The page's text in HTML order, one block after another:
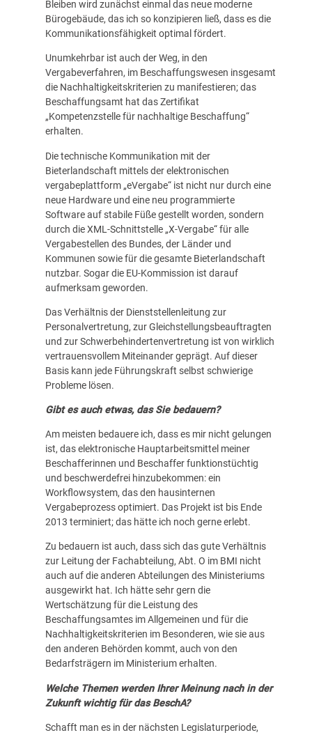
Bleiben wird zunächst einmal das neue moderne
Bürogebäude, das ich so konzipieren ließ, dass es die
Kommunikationsfähigkeit optimal fördert.
Unumkehrbar ist auch der Weg, in den
Vergabeverfahren, im Beschaffungswesen insgesamt
die Nachhaltigkeitskriterien zu manifestieren; das
Beschaffungsamt hat das Zertifikat
„Kompetenzstelle für nachhaltige Beschaffung“
erhalten.
Die technische Kommunikation mit der
Bieterlandschaft mittels der elektronischen
vergabeplattform „eVergabe“ ist nicht nur durch eine
neue Hardware und eine neu programmierte
Software auf stabile Füße gestellt worden, sondern
durch die XML-Schnittstelle „X-Vergabe“ für alle
Vergabestellen des Bundes, der Länder und
Kommunen sowie für die gesamte Bieterlandschaft
nutzbar. Sogar die EU-Kommission ist darauf
aufmerksam geworden.
Das Verhältnis der Dienststellenleitung zur
Personalvertretung, zur Gleichstellungsbeauftragten
und zur Schwerbehindertenvertretung ist von wirklich
vertrauensvollem Miteinander geprägt. Auf dieser
Basis kann jede Führungskraft selbst schwierige
Probleme lösen.
Gibt es auch etwas, das Sie bedauern?
Am meisten bedauere ich, dass es mir nicht gelungen
ist, das elektronische Hauptarbeitsmittel meiner
Beschafferinnen und Beschaffer funktionstüchtig
und beschwerdefrei hinzubekommen: ein
Workflowsystem, das den hausinternen
Vergabeprozess optimiert. Das Projekt ist bis Ende
2013 terminiert; das hätte ich noch gerne erlebt.
Zu bedauern ist auch, dass sich das gute Verhältnis
zur Leitung der Fachabteilung, Abt. O im BMI nicht
auch auf die anderen Abteilungen des Ministeriums
ausgewirkt hat. Ich hätte sehr gern die
Wertschätzung für die Leistung des
Beschaffungsamtes im Allgemeinen und für die
Nachhaltigkeitskriterien im Besonderen, wie sie aus
den anderen Behörden kommt, auch von den
Bedarfsträgern im Ministerium erhalten.
Welche Themen werden Ihrer Meinung nach in der
Zukunft wichtig für das BeschA?
Schafft man es in der nächsten Legislaturperiode,